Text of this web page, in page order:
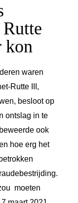
kon
waren
Rutte III,
besloot op
ontslag in te
ook
hoe erg het
moeten